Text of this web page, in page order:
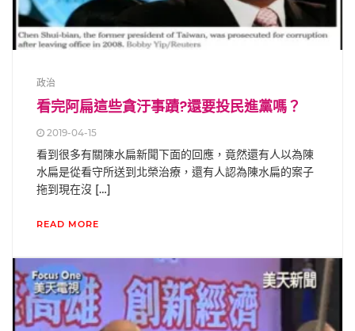
政治
看完阿扁這些貪汙事蹟?還要投民進黨嗎？
2019-04-15
看到很多有關陳水扁新聞下面的回應，竟然還有人以為陳
水扁是從看守所送到北榮治療，還有人認為陳水扁的案子
拖到現在沒 […]
READ MORE